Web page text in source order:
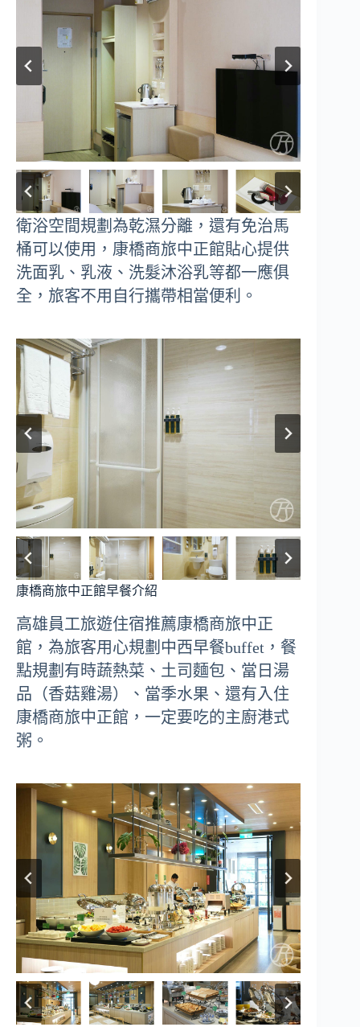
衛浴空間規劃為乾濕分離，還有免治馬
桶可以使用，康橋商旅中正館貼心提供
洗面乳、乳液、洗髮沐浴乳等都一應俱
全，旅客不用自行攜帶相當便利。
康橋商旅中正館早餐介紹
高雄員工旅遊住宿推薦康橋商旅中正
館，為旅客用心規劃中西早餐buffet，餐
點規劃有時蔬熱菜、土司麵包、當日湯
品（香菇雞湯）、當季水果、還有入住
康橋商旅中正館，一定要吃的主廚港式
粥。